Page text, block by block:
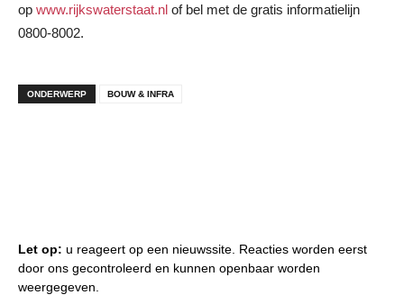
op www.rijkswaterstaat.nl of bel met de gratis informatielijn
0800-8002.
ONDERWERP BOUW & INFRA
Let op: u reageert op een nieuwssite. Reacties worden eerst
door ons gecontroleerd en kunnen openbaar worden
weergegeven.